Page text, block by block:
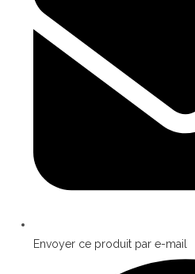
Envoyer ce produit par e-mail